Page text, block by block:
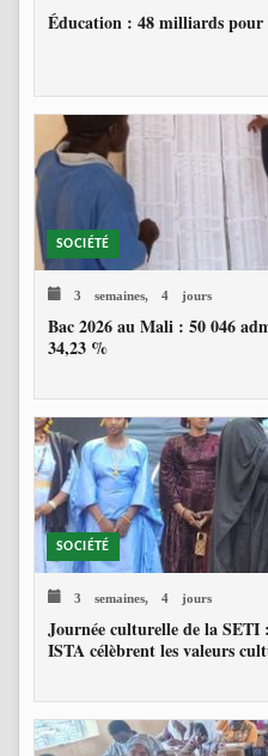
Éducation : 48 milliards pour
SOCIÉTÉ
3 semaines, 4 jours
Bac 2026 au Mali : 50 046
34,23 %
SOCIÉTÉ
3 semaines, 4 jours
Journée culturelle de la SETI
ISTA célèbrent les valeurs